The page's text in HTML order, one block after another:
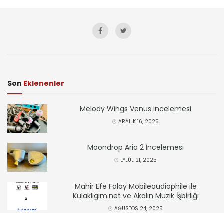
Son Eklenenler
Melody Wings Venus incelemesi
ARALIK 16, 2025
Moondrop Aria 2 İncelemesi
EYLÜL 21, 2025
Mahir Efe Falay Mobileaudiophile ile
Kulakligim.net ve Akalın Müzik İşbirliği
AĞUSTOS 24, 2025